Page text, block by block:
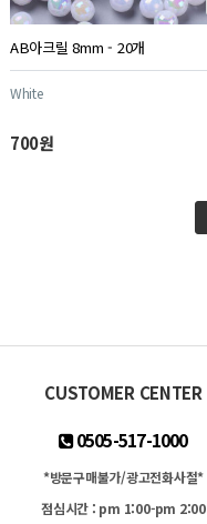
AB아크릴 8mm - 20개
White
700원
CUSTOMER CENTER
0505-517-1000
*방문구매불가/광고전화사절*
점심시간 : pm 1:00-pm 2:00